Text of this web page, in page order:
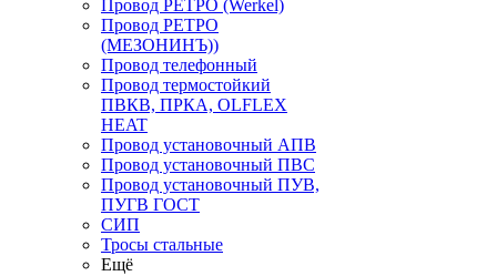
Провод РЕТРО (Werkel)
Провод РЕТРО
(МЕЗОНИНЪ))
Провод телефонный
Провод термостойкий
ПВКВ, ПРКА, OLFLEX
HEAT
Провод установочный АПВ
Провод установочный ПВС
Провод установочный ПУВ,
ПУГВ ГОСТ
СИП
Тросы стальные
Ещё